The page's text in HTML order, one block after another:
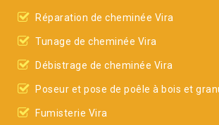
Réparation de cheminée Vira
Tunage de cheminée Vira
Débistrage de cheminée Vira
Poseur et pose de poêle à bois et
Fumisterie Vira